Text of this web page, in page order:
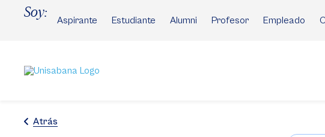
Soy:
Aspirante Estudiante Alumni Profesor Empleado
Atrás